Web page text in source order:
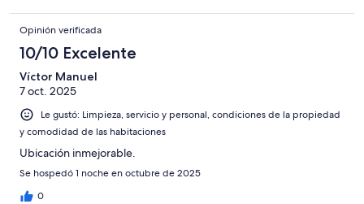
Opinión verificada
10/10 Excelente
Víctor Manuel
7 oct. 2025
Le gustó: Limpieza, servicio y personal, condiciones de la propiedad
y comodidad de las habitaciones
Ubicación inmejorable.
Se hospedó 1 noche en octubre de 2025
0